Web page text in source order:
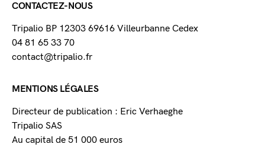
CONTACTEZ-NOUS
Tripalio BP 12303 69616 Villeurbanne Cedex
04 81 65 33 70
contact@tripalio.fr
MENTIONS LÉGALES
Directeur de publication : Eric Verhaeghe
Tripalio SAS
Au capital de 51 000 euros